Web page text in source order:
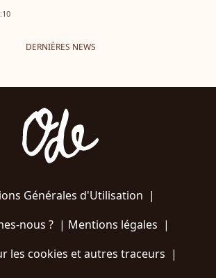
DERNIÈRES NEWS
Générales d'Utilisation |
nous ?| Mentions légales |
les cookies et autres traceurs |